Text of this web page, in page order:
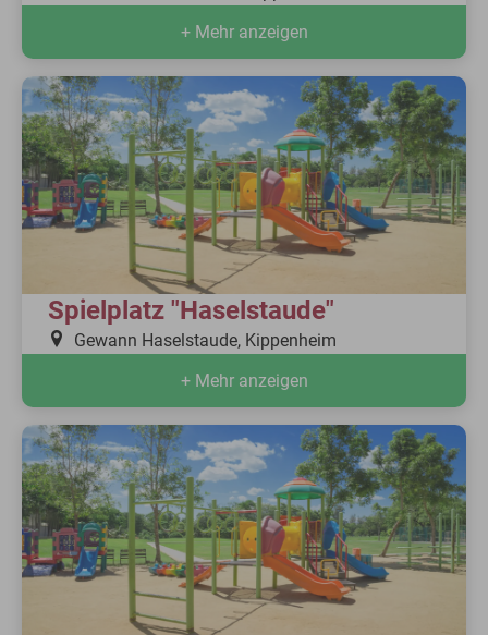
+ Mehr anzeigen
Spielplatz "Haselstaude"
Gewann Haselstaude, Kippenheim
+ Mehr anzeigen